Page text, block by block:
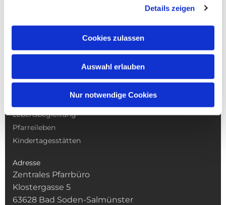
Details zeigen
Cookies zulassen
Auswahl erlauben
Nur notwendige Cookies
Lebensbegleitung
Pfarreileben
Kindertagesstätten
Adresse
Zentrales Pfarrbüro
Klostergasse 5
63628 Bad Soden-Salmünster